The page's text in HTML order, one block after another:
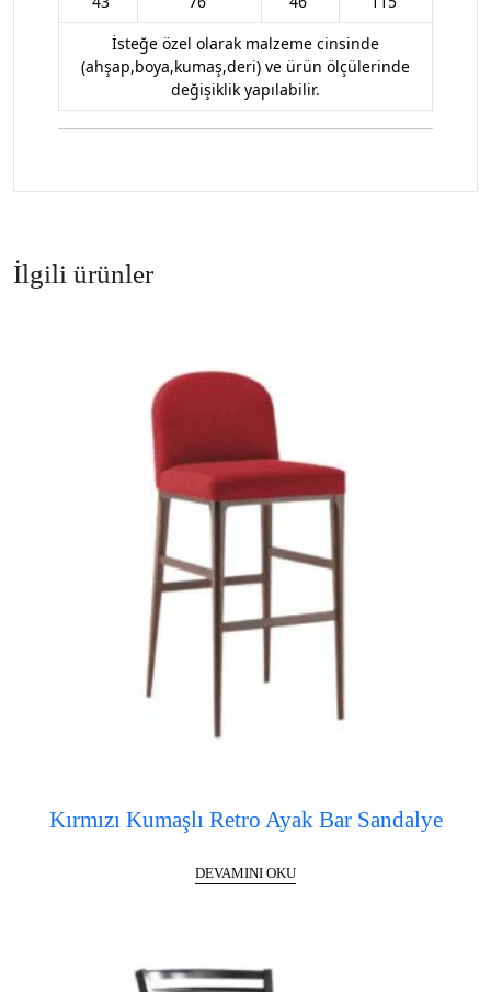
İsteğe özel olarak malzeme cinsinde
(ahşap,boya,kumaş,deri) ve ürün ölçülerinde
değişiklik yapılabilir.
İlgili ürünler
Kırmızı Kumaşlı Retro Ayak Bar Sandalye
DEVAMINI OKU